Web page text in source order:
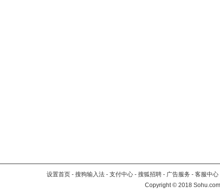
设置首页 - 搜狗输入法 - 支付中心 - 搜狐招聘 - 广告服务 - 客服中心
Copyright©2018